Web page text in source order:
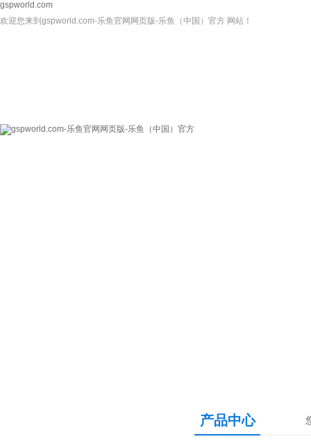
gspworld.com
欢迎您来到gspworld.com-乐鱼官网网页版-乐鱼（中国）官方 网站！
gspworld.com-乐
产品中心